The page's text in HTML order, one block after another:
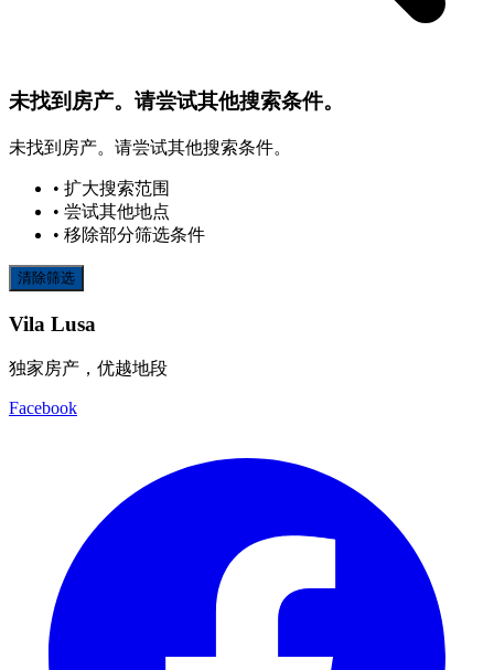
未找到房产。请尝试其他搜索条件。
未找到房产。请尝试其他搜索条件。
• 扩大搜索范围
• 尝试其他地点
• 移除部分筛选条件
清除筛选
Vila Lusa
独家房产，优越地段
Facebook